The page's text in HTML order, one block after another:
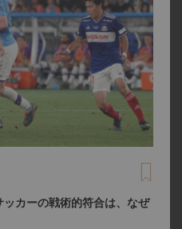
ッカーの戦術的符合は、なぜ